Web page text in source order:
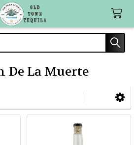
De La Muerte